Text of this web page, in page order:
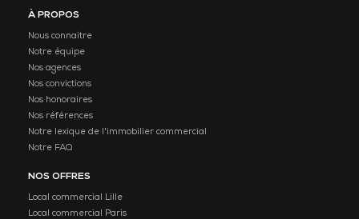
À PROPOS
Nous connaitre
Notre équipe
Nos agences
Nos convictions
Nos honoraires
Nos références
Notre lexique de l'immobilier commercial
Notre FAQ
NOS OFFRES
Local commercial Lille
Local commercial Paris